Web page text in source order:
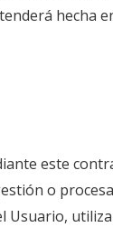
hecha
este
o
Usuario,